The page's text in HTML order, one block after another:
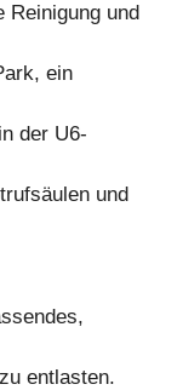
Reinigung und
ein
der U6-
und
entlasten.